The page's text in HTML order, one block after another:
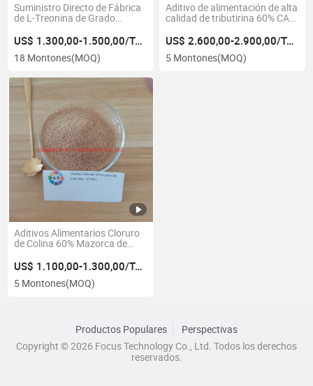
Suministro Directo de Fábrica
de L-Treonina de Grado
US$ 1.300,00-1.500,00/Tonelada
18 Montones(MOQ)
Aditivo de alimentación de alta
calidad de tributirina 60% CAS
US$ 2.600,00-2.900,00/Tonelada
5 Montones(MOQ)
Aditivos Alimentarios Cloruro
de Colina 60% Mazorca de
US$ 1.100,00-1.300,00/Tonelada
5 Montones(MOQ)
Productos Populares
Perspectivas
Copyright © 2026 Focus Technology Co., Ltd. Todos los derechos
reservados.